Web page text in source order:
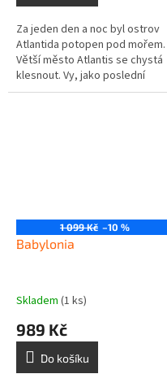
Za jeden den a noc byl ostrov
Atlantida potopen pod mořem.
Větší město Atlantis se chystá
klesnout. Vy, jako poslední
Atlantiďan, musíte zachránit co
1 099 Kč –10 %
Babylonia
Skladem (1 ks)
989 Kč
Do košíku